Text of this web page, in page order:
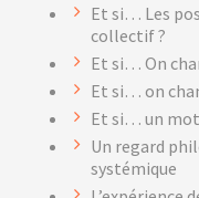
Et si… Les
collectif ?
Et si… On
Et si… on
Et si… un
Un regard
systémique